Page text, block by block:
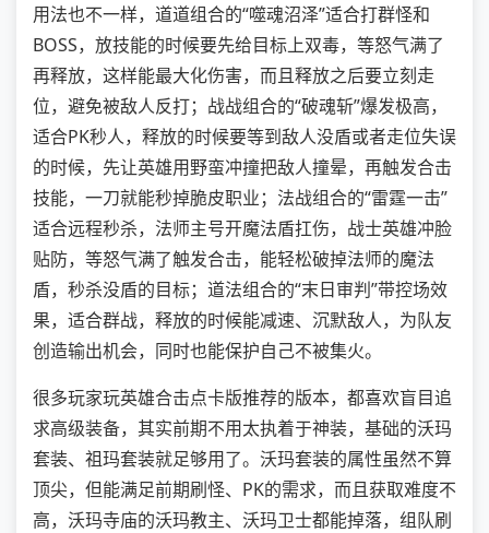
用法也不一样，道道组合的“噬魂沼泽”适合打群怪和
BOSS，放技能的时候要先给目标上双毒，等怒气满了
再释放，这样能最大化伤害，而且释放之后要立刻走
位，避免被敌人反打；战战组合的“破魂斩”爆发极高，
适合PK秒人，释放的时候要等到敌人没盾或者走位失误
的时候，先让英雄用野蛮冲撞把敌人撞晕，再触发合击
技能，一刀就能秒掉脆皮职业；法战组合的“雷霆一击”
适合远程秒杀，法师主号开魔法盾扛伤，战士英雄冲脸
贴防，等怒气满了触发合击，能轻松破掉法师的魔法
盾，秒杀没盾的目标；道法组合的“末日审判”带控场效
果，适合群战，释放的时候能减速、沉默敌人，为队友
创造输出机会，同时也能保护自己不被集火。
很多玩家玩英雄合击点卡版推荐的版本，都喜欢盲目追
求高级装备，其实前期不用太执着于神装，基础的沃玛
套装、祖玛套装就足够用了。沃玛套装的属性虽然不算
顶尖，但能满足前期刷怪、PK的需求，而且获取难度不
高，沃玛寺庙的沃玛教主、沃玛卫士都能掉落，组队刷